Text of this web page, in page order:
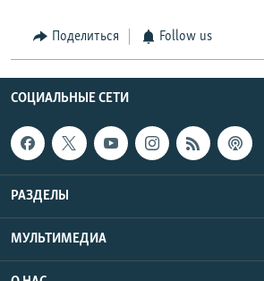
Поделиться Follow us
СОЦИАЛЬНЫЕ СЕТИ
РАЗДЕЛЫ
МУЛЬТИМЕДИА